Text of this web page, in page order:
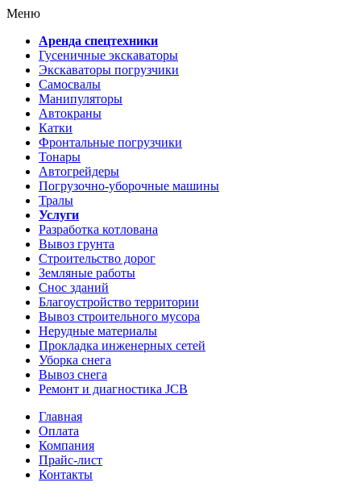
Меню
Аренда спецтехники
Гусеничные экскаваторы
Экскаваторы погрузчики
Самосвалы
Манипуляторы
Автокраны
Катки
Фронтальные погрузчики
Тонары
Автогрейдеры
Погрузочно-уборочные машины
Тралы
Услуги
Разработка котлована
Вывоз грунта
Строительство дорог
Земляные работы
Снос зданий
Благоустройство территории
Вывоз строительного мусора
Нерудные материалы
Прокладка инженерных сетей
Уборка снега
Вывоз снега
Ремонт и диагностика JCB
Главная
Оплата
Компания
Прайс-лист
Контакты